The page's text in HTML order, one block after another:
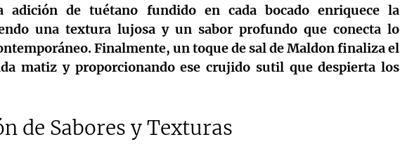
adición de tuétano fundido en cada bocado enriquece la
una textura lujosa y un sabor profundo que conecta lo
Finalmente, un toque de sal de Maldon finaliza el
matiz y proporcionando ese crujido sutil que despierta los
de Sabores y Texturas